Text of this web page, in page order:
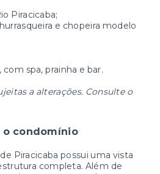
Piracicaba;
e chopeira modelo
spa, prainha e bar.
a alterações. Consulte o
o condomínio
Piracicaba possui uma vista
completa. Além de